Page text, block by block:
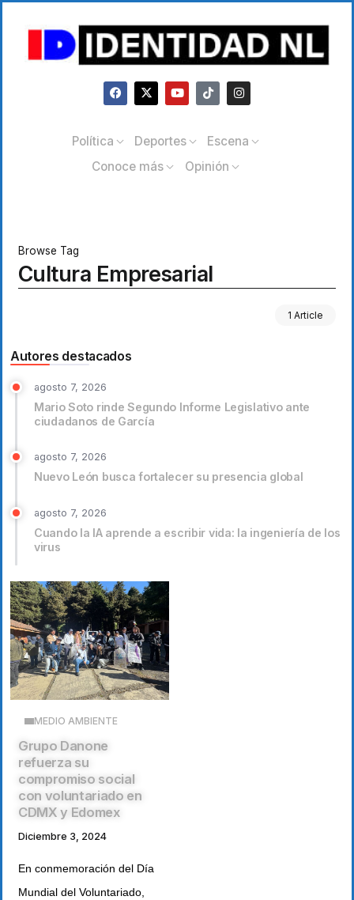
Política Deportes
Escena
Conoce más
Opinión
Browse Tag
Cultura Empresarial
1 Article
Autores destacados
agosto 7, 2026
Mario Soto rinde Segundo Informe Legislativo ante
ciudadanos de García
agosto 7, 2026
Nuevo León busca fortalecer su presencia global
agosto 7, 2026
Cuando la IA aprende a escribir vida: la ingeniería de los
virus
MEDIO AMBIENTE
Grupo Danone
refuerza su
compromiso social
con voluntariado en
CDMX y Edomex
Diciembre 3, 2024
En conmemoración del Día
Mundial del Voluntariado,